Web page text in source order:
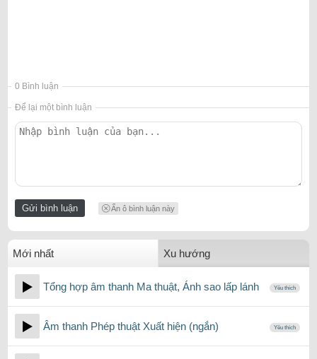
0 Bình luận
Để lại một bình luận
Ẩn ô bình luận này
Mới nhất Xu hướng
Tổng hợp âm thanh Ma thuật, Ánh sao lấp lánh Yêu thích
Âm thanh Phép thuật Xuất hiện (ngắn) Yêu thích